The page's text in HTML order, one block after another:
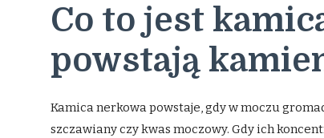
Co to jest
powstają
Kamica nerkowa powstaje, gdy w moczu
szczawiany czy kwas moczowy. Gdy ich